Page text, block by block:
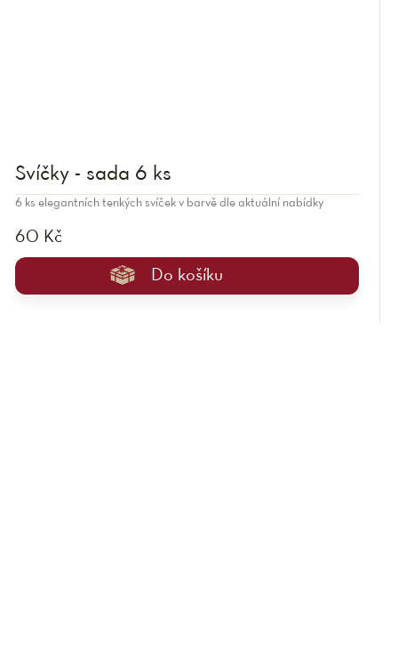
Svíčky - sada 6 ks
60 Kč
Do košíku
6 ks elegantních tenkých svíček v barvě dle aktuální nabídky